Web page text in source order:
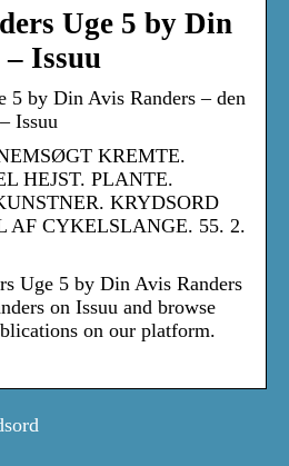
Uge 5 by Din
Issuu
5 by Din Avis Randers – den
Issuu
KREMTE.
HEJST. PLANTE.
KRYDSORD
AF CYKELSLANGE. 55. 2.
Uge 5 by Din Avis Randers
on Issuu and browse
on our platform.